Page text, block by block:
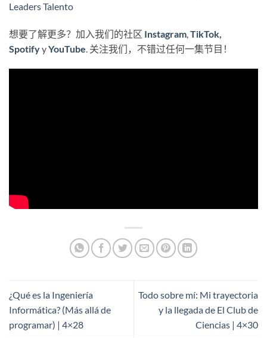
Leaders Talento
想要了解更多？加入我们的社区 Instagram,TikTok,
SpotifyyYouTube. 关注我们，不错过任何一集节目！
¿Qué es la Ingeniería
Informática? (Más allá de
programar) | 4×28
Todo sobre mí: Mi trayectoria
y la llegada de El Club de
Ciencias | 4×30